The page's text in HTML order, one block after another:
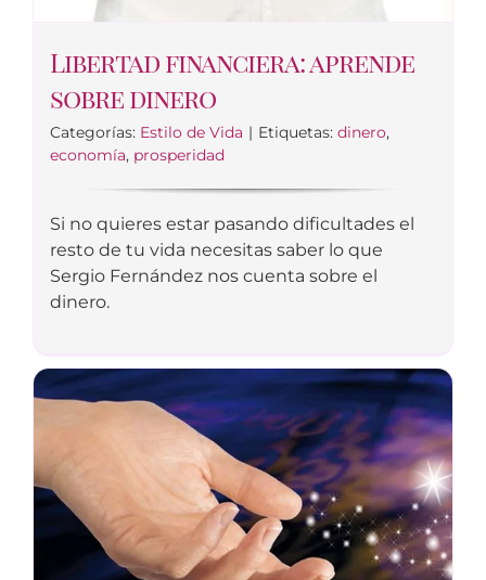
Libertad financiera: aprende
sobre dinero
Categorías: Estilo de Vida | Etiquetas: dinero,
economía, prosperidad
Si no quieres estar pasando dificultades el
resto de tu vida necesitas saber lo que
Sergio Fernández nos cuenta sobre el
dinero.